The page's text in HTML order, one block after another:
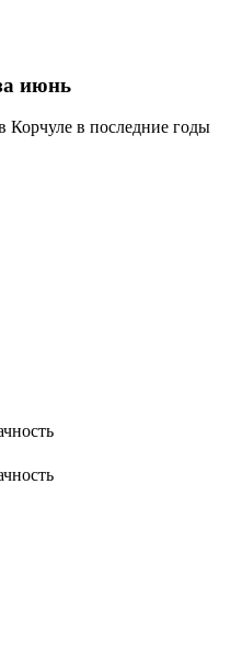
июнь
Корчуле в последние годы